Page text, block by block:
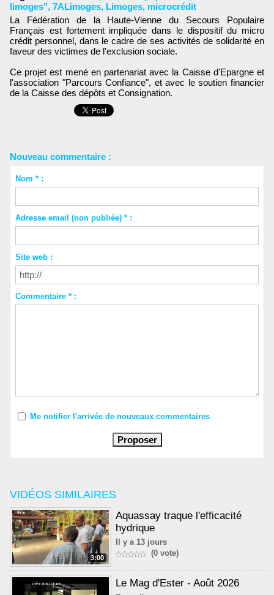
VIDÉOS SIMILAIRES
3:00
Aquassay traque l'efficacité
hydrique
Il y a 13 jours
(0 vote)
Le Mag d'Ester - Août 2026
limoges", 7ALimoges, Limoges, microcrédit
La Fédération de la Haute-Vienne du Secours Populaire
Français est fortement impliquée dans le dispositif du micro
crédit personnel, dans le cadre de ses activités de solidarité en
faveur des victimes de l'exclusion sociale.
Ce projet est mené en partenariat avec la Caisse d'Epargne et
l'association "Parcours Confiance", et avec le soutien financier
de la Caisse des dépôts et Consignation.
Nouveau commentaire :
Nom * :
Adresse email (non publiée) * :
Site web :
Commentaire * :
Me notifier l'arrivée de nouveaux commentaires